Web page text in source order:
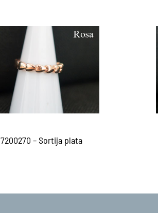
7200270 – Sortija plata